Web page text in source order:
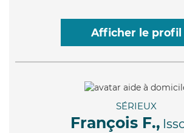
Afficher le profil
SÉRIEUX
François F.,